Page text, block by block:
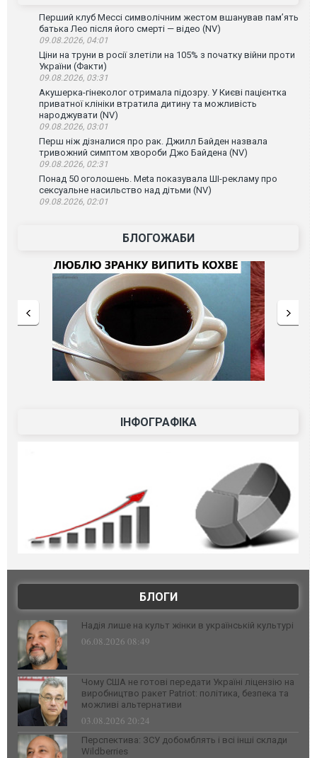
Перший клуб Мессі символічним жестом вшанував пам’ять
батька Лео після його смерті — відео (NV)
09.08.2026, 04:01
Ціни на труни в росії злетіли на 105% з початку війни проти
України (Факти)
09.08.2026, 03:31
Акушерка-гінеколог отримала підозру. У Києві пацієнтка
приватної клініки втратила дитину та можливість
народжувати (NV)
09.08.2026, 03:01
Перш ніж дізналися про рак. Джилл Байден назвала
тривожний симптом хвороби Джо Байдена (NV)
09.08.2026, 02:31
Понад 50 оголошень. Meta показувала ШІ-рекламу про
сексуальне насильство над дітьми (NV)
09.08.2026, 02:01
БЛОГОЖАБИ
ІНФОГРАФІКА
БЛОГИ
Надія лише на культ жінки в українській культурі
06.08.2026 08:49
Чому США не готові передати Україні ліцензію на
виробництво ракет Patriot: політика, безпека та
можливі альтернативи
03.08.2026 20:24
Перспектива: ЗСУ добомблять і всі інші склади
Wildberries